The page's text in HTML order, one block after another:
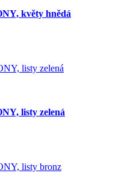
květy hnědá
listy zelená